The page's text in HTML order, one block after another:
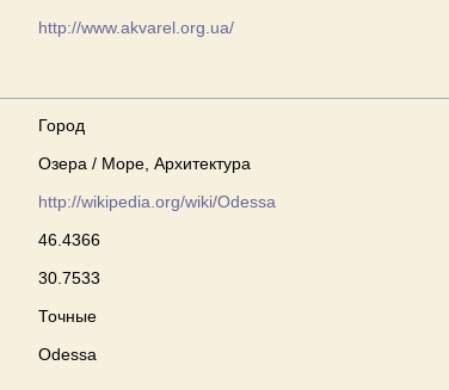
http://www.akvarel.org.ua/
Город
Озера / Море, Архитектура
http://wikipedia.org/wiki/Odessa
46.4366
30.7533
Точные
Odessa